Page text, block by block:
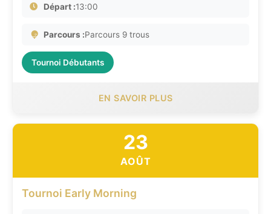
Départ :13:00
Parcours :Parcours 9 trous
Tournoi Débutants
EN SAVOIR PLUS
23
AOÛT
Tournoi Early Morning